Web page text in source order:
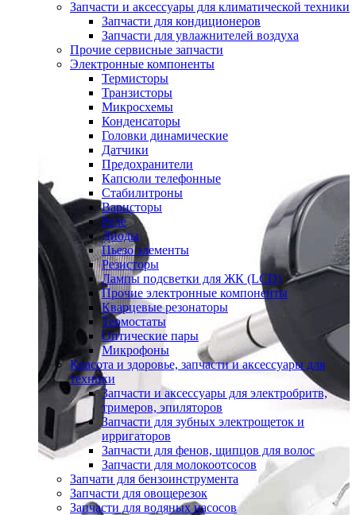
Запчасти и аксессуары для климатической техники
Запчасти для кондиционеров
Запчасти для увлажнителей воздуха
Прочие сервисные запчасти
Электронные компоненты
Термисторы
Транзисторы
Микросхемы
Конденсаторы
Головки динамические
Датчики
Предохранители
Капсюли телефонные
Стабилитроны
Варисторы
Реле
Диоды
Пьезо элементы
Резисторы
Лампы подсветки для ЖК (LCD)
Прочие электронные компоненты
Кварцевые резонаторы
Термостаты
Оптические пары
Микрофоны
Красота и здоровье, запчасти и аксессуары для
техники
Запчасти и аксессуары для электробритв,
тримеров, эпиляторов
Запчасти для зубных электрощеток и
ирригаторов
Запчасти для фенов, щипцов для волос
Запчасти для молокоотсосов
Запчати для бензоинструмента
Запчасти для овощерезок
Запчасти для водяных насосов